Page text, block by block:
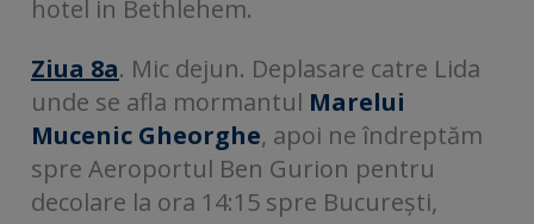
hotel in Bethlehem.
Ziua 8a. Mic dejun. Deplasare catre Lida
unde se afla mormantul Marelui
Mucenic Gheorghe, apoi ne îndreptăm
spre Aeroportul Ben Gurion pentru
decolare la ora 14:15 spre București,